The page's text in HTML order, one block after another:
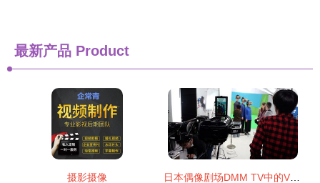
最新产品 Product
摄影摄像